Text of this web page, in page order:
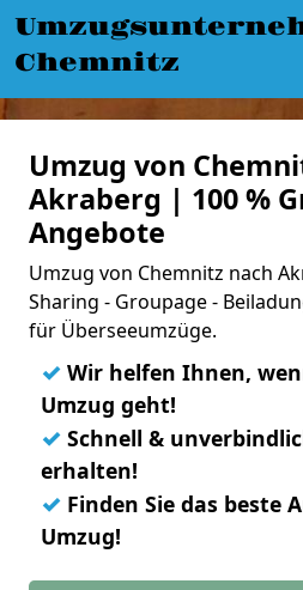
Chemnitz
Umzug von
Akraberg | 100 %
Angebote
Umzug von Chemnitz nach
Sharing - Groupage -
für Überseeumzüge.
✓ Wir helfen Ihnen,
Umzug geht!
✓ Schnell &
erhalten!
✓ Finden Sie das beste
Umzug!